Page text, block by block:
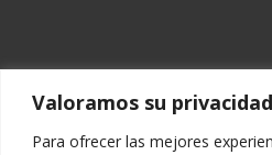
Valoramos su privacidad
Para ofrecer las mejores